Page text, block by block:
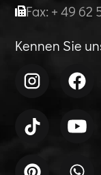
Fax: + 49 62
Kennen Sie